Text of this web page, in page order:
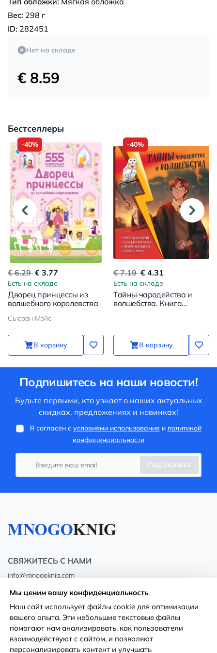
Вес: 298 г
ID: 282451
Нет на складе
€ 8.59
Бестселлеры
-40%
€ 6.29 € 3.77
Есть на складе
Дворец принцессы из
волшебного королевства
Сьюзан Мэйс
В корзину
-40%
€ 7.19 € 4.31
Есть на складе
Тайны чародейства и
волшебства. Книга
В корзину
Подпишитесь на наши новости!
Будьте первыми, кто узнает о наших актуальных
скидках, предложениях и новинках!
Я согласен с условиями использования и политикой
конфиденциальности
Подписаться
СВЯЖИТЕСЬ С НАМИ
info@mnogoknig.com
Rīga, Augusta Deglava 69d, LV-1082
О нас
Магазины
Политика
конфиденциальности
Мы ценим вашу конфиденциальность
Наш сайт использует файлы cookie для оптимизации
вашего опыта. Эти небольшие текстовые файлы
помогают нам анализировать, как пользователи
взаимодействуют с сайтом, и позволяют
персонализировать контент и улучшать